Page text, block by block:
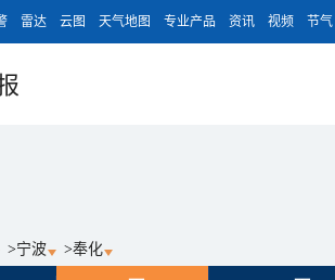
雷达 云图 天气地图 专业产品 资讯 视频 节气
>宁波 >奉化